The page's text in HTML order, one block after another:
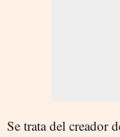
Se trata del creador